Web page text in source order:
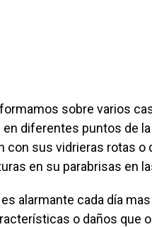
sobre varios
diferentes puntos de
con sus vidrieras rotas o
en su parabrisas en
alarmante cada día
o daños que